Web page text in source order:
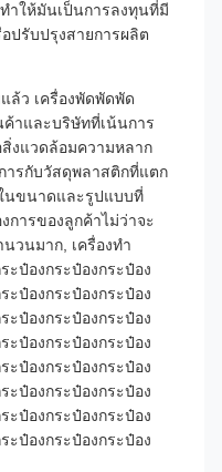
าให้มันเป็นการลงทุนที่มี
ปรับปรุงสายการผลิต
ล้ว เครื่องพัดพัดพัด
ค้าและบริษัทที่เน้นการ
งแวดล้อมความหลาก
ารกับวัสดุพลาสติกที่แตก
นขนาดและรูปแบบที่
การของลูกค้าไม่ว่าจะ
วนมาก, เครื่องทํา
ะป๋องกระป๋องกระป๋อง
ะป๋องกระป๋องกระป๋อง
ะป๋องกระป๋องกระป๋อง
ะป๋องกระป๋องกระป๋อง
ะป๋องกระป๋องกระป๋อง
ะป๋องกระป๋องกระป๋อง
ะป๋องกระป๋องกระป๋อง
ะป๋องกระป๋องกระป๋อง